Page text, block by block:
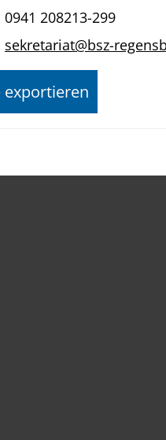
0941 208213-299
sekretariat@bsz-